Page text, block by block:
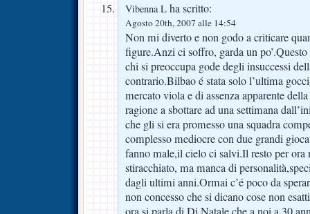
Vibenna L ha scritto:
Agosto 20th, 2007 alle 14:54
Non mi diverto e non godo a criticare
figure.Anzi ci soffro, garda un
chi si preoccupa gode degli insuccessi
contrario.Bilbao é stata solo l’ultima
mercato viola e di assenza apparente
ragione a sbottare ad una settimana
che gli si era promesso una squadra
complesso mediocre con due grandi
fanno male,il cielo ci salvi.Il resto per ora
stiracchiato, ma manca di
dagli ultimi anni.Ormai c’é poco da
non concesso che si dicano cose non